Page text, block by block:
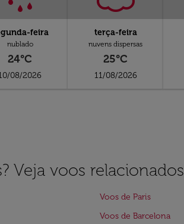
feira
nublado
24°C
08/2026
terça-feira
nuvens dispersas
25°C
11/08/2026
Veja voos relacionados
Voos de Paris
Voos de Barcelona